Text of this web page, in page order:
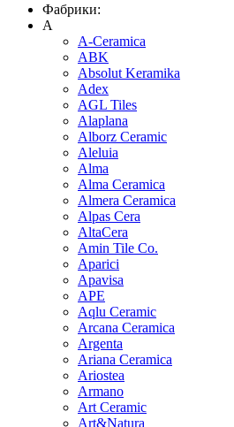
Фабрики:
A
A-Ceramica
ABK
Absolut Keramika
Adex
AGL Tiles
Alaplana
Alborz Ceramic
Aleluia
Alma
Alma Ceramica
Almera Ceramica
Alpas Cera
AltaCera
Amin Tile Co.
Aparici
Apavisa
APE
Aqlu Ceramic
Arcana Ceramica
Argenta
Ariana Ceramica
Ariostea
Armano
Art Ceramic
Art&Natura